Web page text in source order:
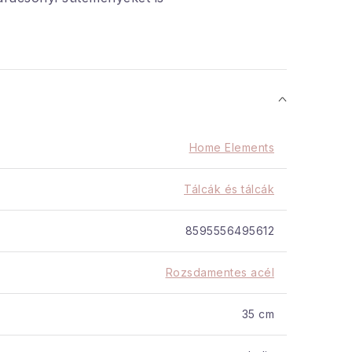
a konyhából. A
mosható
Home Elements
Tálcák és tálcák
8595556495612
Rozsdamentes acél
35 cm